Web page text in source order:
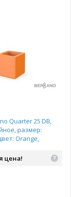
Quarter 25 DB,
размер:
Orange,
цена!